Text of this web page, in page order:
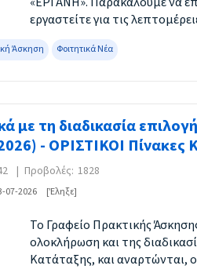
εργαστείτε για τις
Άσκηση Φοιτητικά Νέα
με τη διαδικασία
- ΟΡΙΣΤΙΚΟΙ Πίνακες
| Προβολές: 1828
07-2026 [Έληξε]
Το Γραφείο Πρακτικής
ολοκλήρωση και της
Κατάταξης, και